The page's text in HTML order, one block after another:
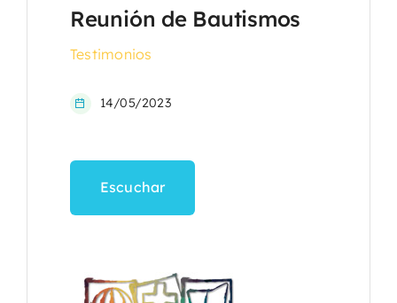
Reunión de Bautismos
Testimonios
14/05/2023
Escuchar